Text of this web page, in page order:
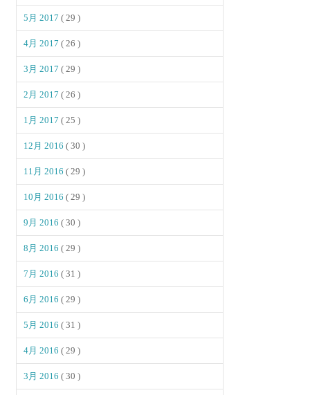
5月 2017( 29 )
4月 2017( 26 )
3月 2017( 29 )
2月 2017( 26 )
1月 2017( 25 )
12月 2016( 30 )
11月 2016( 29 )
10月 2016( 29 )
9月 2016( 30 )
8月 2016( 29 )
7月 2016( 31 )
6月 2016( 29 )
5月 2016( 31 )
4月 2016( 29 )
3月 2016( 30 )